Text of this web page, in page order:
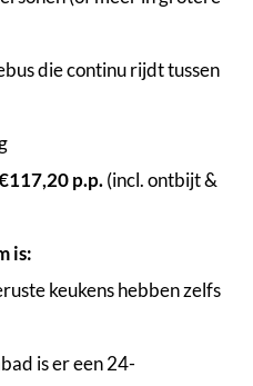
die continu rijdt tussen
p.p.(incl. ontbijt &
is:
keukens hebben zelfs
is er een 24-